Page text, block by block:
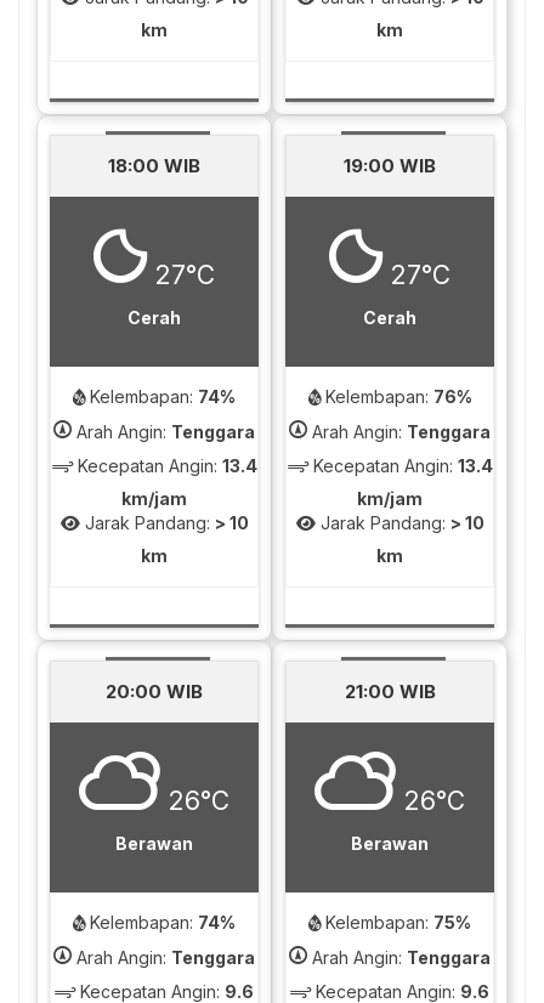
km
km
18:00 WIB
27°C
Cerah
Kelembapan: 74%
Arah Angin: Tenggara
Kecepatan Angin: 13.4
km/jam
Jarak Pandang: > 10
km
19:00 WIB
27°C
Cerah
Kelembapan: 76%
Arah Angin: Tenggara
Kecepatan Angin: 13.4
km/jam
Jarak Pandang: > 10
km
20:00 WIB
26°C
Berawan
Kelembapan: 74%
Arah Angin: Tenggara
Kecepatan Angin: 9.6
21:00 WIB
26°C
Berawan
Kelembapan: 75%
Arah Angin: Tenggara
Kecepatan Angin: 9.6